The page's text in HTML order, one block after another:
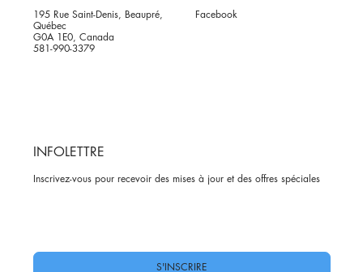
195 Rue Saint-Denis, Beaupré,
Québec
G0A 1E0, Canada
581-990-3379
Facebook
INFOLETTRE
Inscrivez-vous pour recevoir des mises à jour et des offres spéciales
S'INSCRIRE